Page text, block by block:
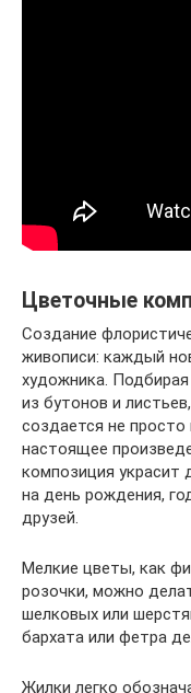
Цветочные
Создание
живописи: каждый
художника.
из бутонов и
создается не просто
настоящее
композиция
на день рождения,
друзей.
Мелкие цветы, как
розочки, можно
шелковых или
бархата или фетра
Жилки легко